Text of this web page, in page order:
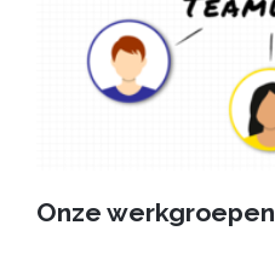
Onze werkgroepen